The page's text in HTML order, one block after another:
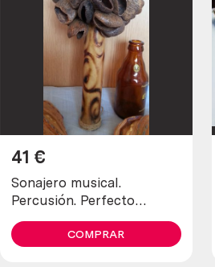
Sonajero musical.
Percusión. Perfecto
estado general.
41 €
COMPRAR